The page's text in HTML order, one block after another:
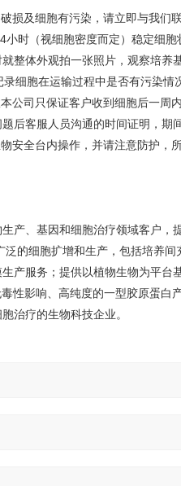
损及细胞有污染，请立即与我们联
时（视细胞密度而定）稳定细
整体外观拍一张照片，观察培养
细胞在运输过程中是否有污染情
公司只保证客户收到细胞后一周
后客服人员沟通的时间证明，期
安全台内操作，并请注意防护，
产、基因和细胞治疗领域客户，
的细胞扩增和生产，包括培养间
产服务；提供以植物生物为平台
性影响、高纯度的一型胶原蛋白
治疗的生物科技企业。